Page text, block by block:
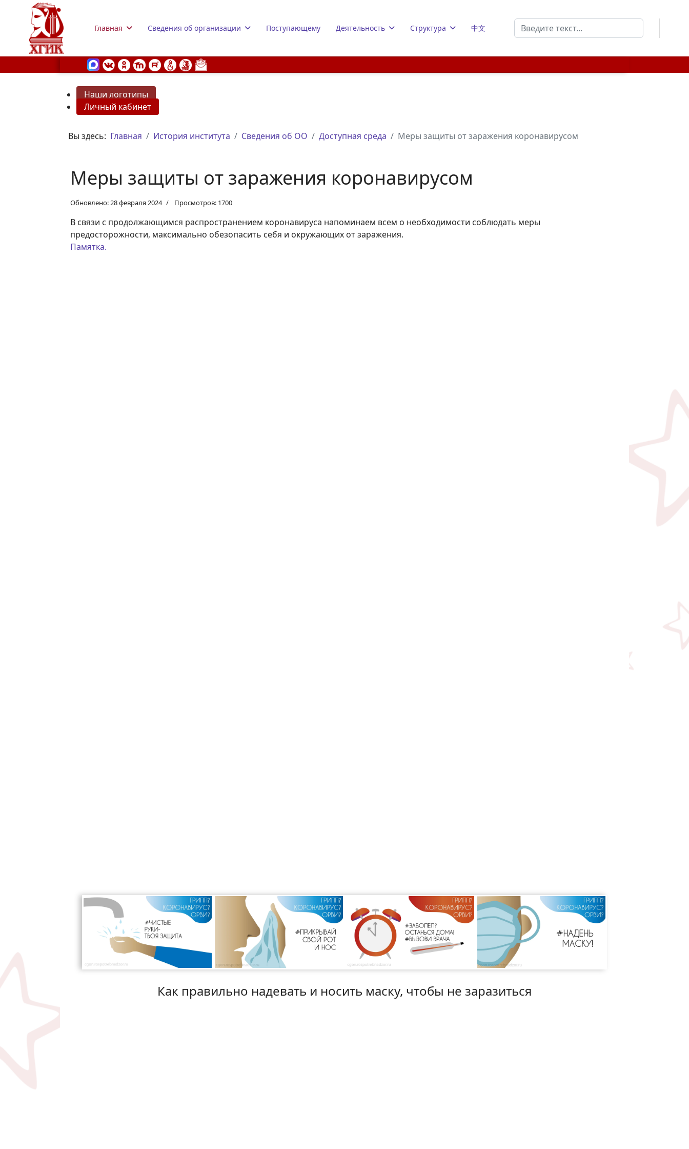
Главная Сведения об организации Поступающему Деятельность Структура 中文
Поиск
Наши логотипы
Личный кабинет
Вы здесь: Главная История института Сведения об ОО Доступная среда Меры защиты от заражения коронавирусом
Меры защиты от заражения коронавирусом
Обновлено: 28 февраля 2024 Просмотров: 1700
В связи с продолжающимся распространением коронавируса напоминаем всем о необходимости соблюдать меры
предосторожности, максимально обезопасить себя и окружающих от заражения.
Памятка.
Как правильно надевать и носить маску, чтобы не заразиться